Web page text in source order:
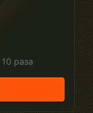
10 раза